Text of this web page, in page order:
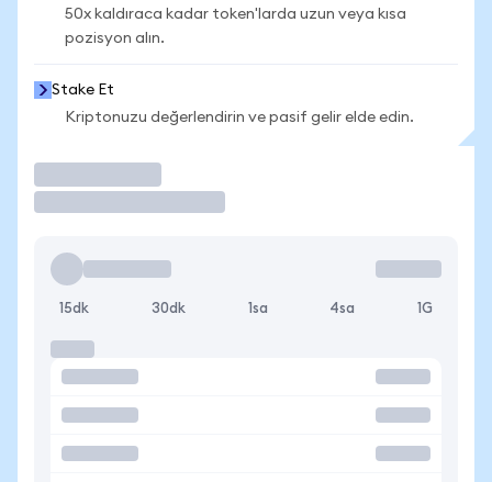
50x kaldıraca kadar token'larda uzun veya kısa
pozisyon alın.
Stake Et
Kriptonuzu değerlendirin ve pasif gelir elde edin.
15dk 30dk 1sa 4sa 1G